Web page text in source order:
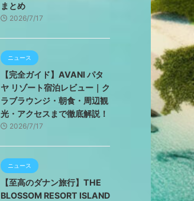
まとめ
2026/7/17
ニュース
【完全ガイド】AVANI パタ
ヤ リゾート宿泊レビュー｜ク
ラブラウンジ・朝食・周辺観
光・アクセスまで徹底解説！
2026/7/17
ニュース
【至高のダナン旅行】THE
BLOSSOM RESORT ISLAND